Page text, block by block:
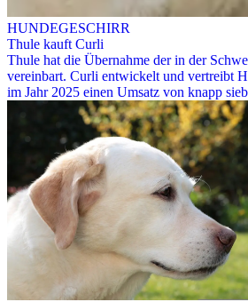
HUNDEGESCHIRR
Thule kauft Curli
Thule hat die Übernahme der in der
vereinbart. Curli entwickelt und vertreibt
im Jahr 2025 einen Umsatz von knapp